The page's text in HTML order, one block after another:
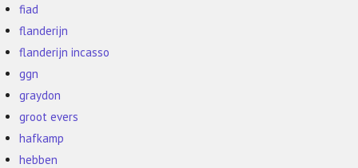
fiad
flanderijn
flanderijn incasso
ggn
graydon
groot evers
hafkamp
hebben